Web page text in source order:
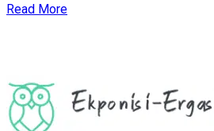
Read More